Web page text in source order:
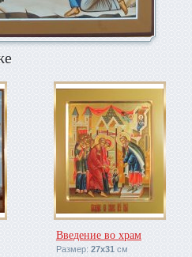
Введение во храм
Размер: 27х31 см